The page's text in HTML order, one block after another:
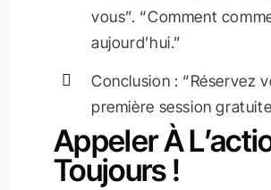
vous”. “Comment
aujourd’hui.”
Conclusion : “Réservez
première session
Appeler À
Toujours !